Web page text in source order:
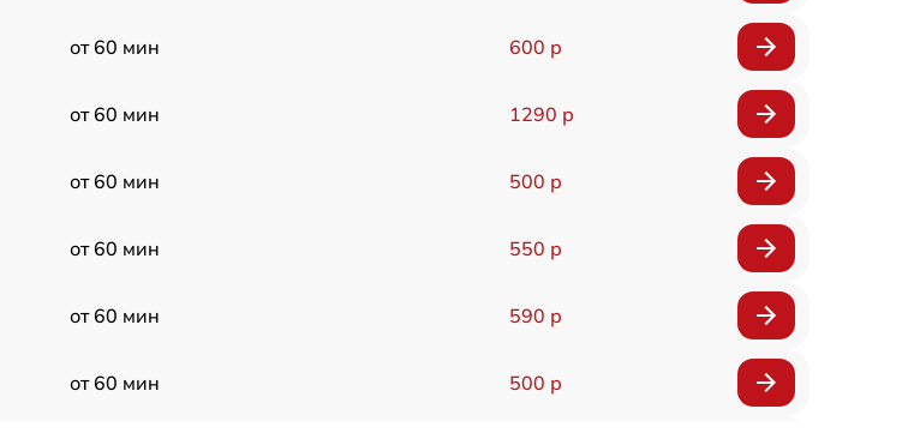
от 60 мин 600 р
от 60 мин 1290 р
от 60 мин 500 р
от 60 мин 550 р
от 60 мин 590 р
от 60 мин 500 р